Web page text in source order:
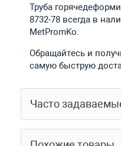
Труба
8732-78 всегда в
MetPromKo.
Обращайтесь и
самую быструю
Часто